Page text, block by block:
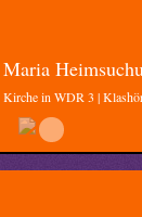
Maria
Kirche in WDR 3 |